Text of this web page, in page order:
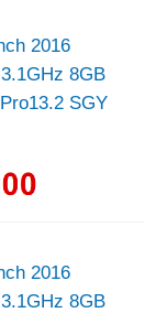
2016
8GB
SGY
2016
8GB